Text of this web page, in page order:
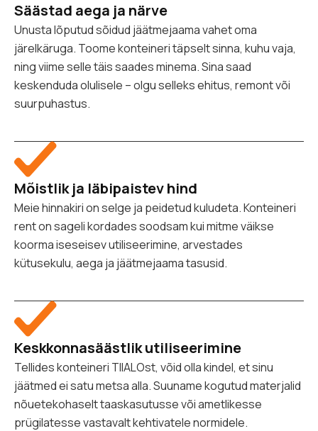
Säästad aega ja närve
Unusta lõputud sõidud jäätmejaama vahet oma
järelkäruga. Toome konteineri täpselt sinna, kuhu vaja,
ning viime selle täis saades minema. Sina saad
keskenduda olulisele – olgu selleks ehitus, remont või
suurpuhastus.
Mõistlik ja läbipaistev hind
Meie hinnakiri on selge ja peidetud kuludeta. Konteineri
rent on sageli kordades soodsam kui mitme väikse
koorma iseseisev utiliseerimine, arvestades
kütusekulu, aega ja jäätmejaama tasusid.
Keskkonnasäästlik utiliseerimine
Tellides konteineri TIIALOst, võid olla kindel, et sinu
jäätmed ei satu metsa alla. Suuname kogutud materjalid
nõuetekohaselt taaskasutusse või ametlikesse
prügilatesse vastavalt kehtivatele normidele.